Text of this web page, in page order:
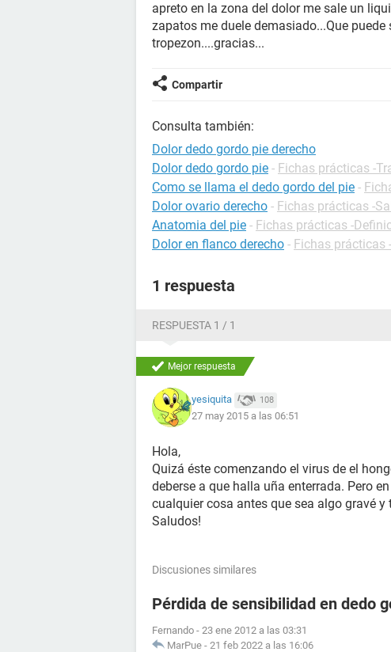
apreto en la zona del dolor me sale un
zapatos me duele demasiado...Que
tropezon....gracias...
Compartir
Consulta también:
Dolor dedo gordo pie derecho
Dolor dedo gordo pie - Fichas prácticas -
Como se llama el dedo gordo del pie -
Dolor ovario derecho - Fichas prácticas -
Anatomia del pie - Fichas prácticas -
Dolor en flanco derecho - Fichas prácticas
1 respuesta
RESPUESTA 1 / 1
Mejor respuesta
yesiquita 108
27 may 2015 a las 06:51
Hola,
Quizá éste comenzando el virus de el
deberse a que halla uña enterrada. Pero
cualquier cosa antes que sea algo gravé
Saludos!
Discusiones similares
Pérdida de sensibilidad en dedo
Fernando - 23 ene 2012 a las 03:31
MarPue - 21 feb 2022 a las 16:06